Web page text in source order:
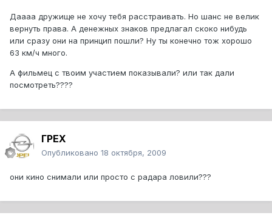
Даааа дружище не хочу тебя расстраивать. Но шанс не велик
вернуть права. А денежных знаков предлагал скоко нибудь
или сразу они на принцип пошли? Ну ты конечно тож хорошо
63 км/ч много.
А фильмец с твоим участием показывали? или так дали
посмотреть????
ГРЕХ
Опубликовано 18 октября, 2009
они кино снимали или просто с радара ловили???